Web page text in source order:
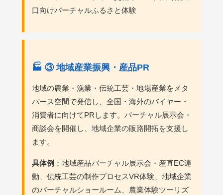
口向けバーチャルふるさと体験
🏭 ③ 地域産業振興・産品PR
地域の農業・漁業・伝統工芸・地場産業をメタ
バース空間で発信し、全国・海外のバイヤー・
消費者に向けてPRします。バーチャル展示会・
商談会を開催し、地域企業の販路開拓を支援し
ます。
具体例 ：地域産品バーチャル展示会・産直EC連
動、伝統工芸の制作プロセスVR体験、地域企業
のバーチャルショールーム、農業体験ツーリズ